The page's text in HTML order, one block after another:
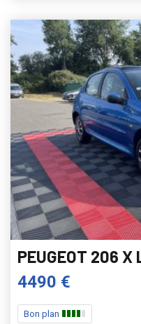
PEUGEOT 206 X
4490 €
Bon plan